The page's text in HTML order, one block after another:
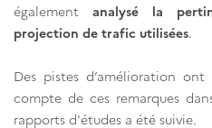
également analysé la
projection de trafic utilisées.
Des pistes d’amélioration
compte de ces remarques
rapports d'études a été suivie.